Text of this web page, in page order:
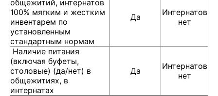
общежитий, интернатов
100% мягким и жестким
инвентарем по
установленным
стандартным нормам
Да
Интернатов
нет
Наличие питания
(включая буфеты,
столовые) (да/нет) в
общежитиях, в
интернатах
Да
Интернатов
нет